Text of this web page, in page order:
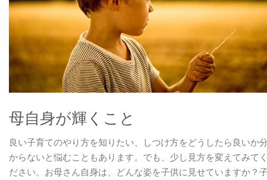
母自身が輝くこと
良い子育てのやり方を知りたい、しつけ方をどうしたら良いか
からないと悩むこともあります。でも、少し見方を変えてみて
ださい。お母さん自身は、どんな姿を子供に見せていますか？